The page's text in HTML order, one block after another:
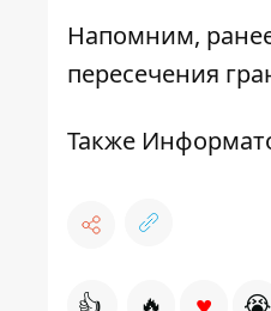
Напомним,
пересечения
Также